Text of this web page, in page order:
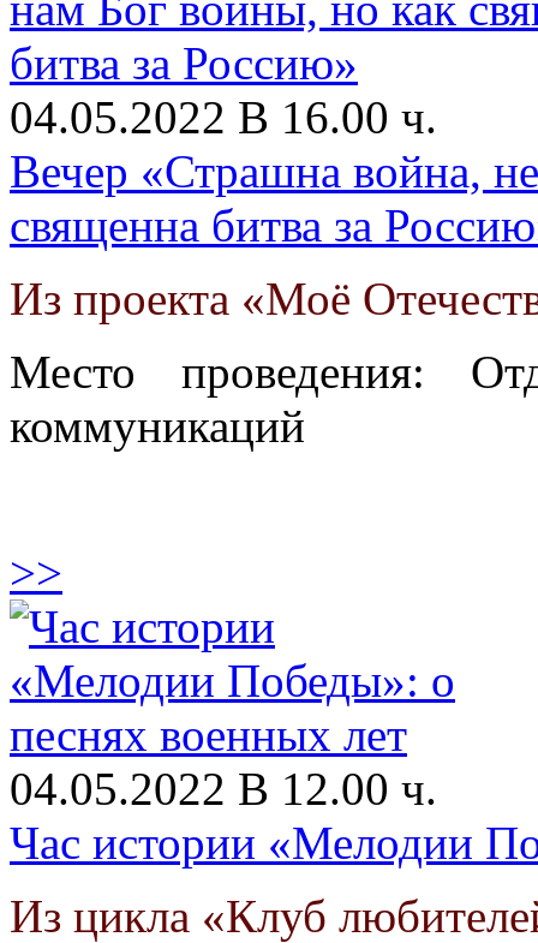
04.05.2022 В 16.00 ч.
Вечер «Страшна война,
священна битва за
Из проекта «Моё
Место проведения:
коммуникаций
>>
04.05.2022 В 12.00 ч.
Час истории «Мелодии
Из цикла «Клуб